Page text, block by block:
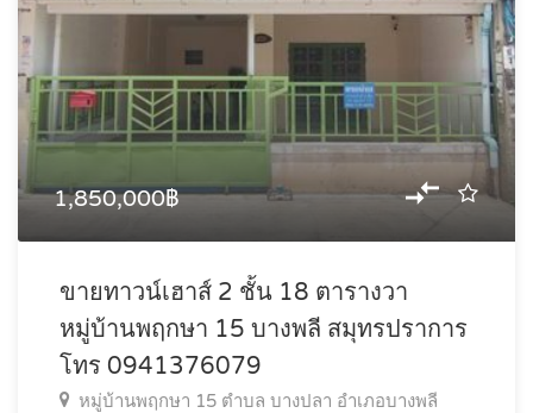
1,850,000฿
ขายทาวน์เฮาส์ 2 ชั้น 18 ตารางวา
หมู่บ้านพฤกษา 15 บางพลี สมุทรปราการ
โทร 0941376079
หมู่บ้านพฤกษา 15 ตำบล บางปลา อำเภอบางพลี